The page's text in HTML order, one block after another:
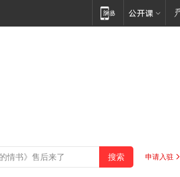
申请入驻